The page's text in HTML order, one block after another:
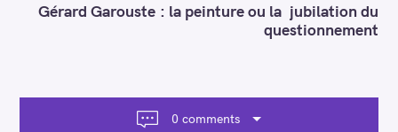
a
Gérard Garouste : la peinture ou la jubilation du
questionnement
0 comments